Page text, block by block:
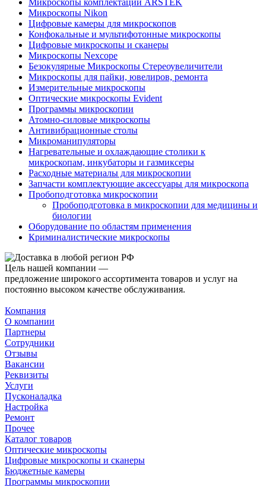
Микроскопы комплектации ARSTEK
Микроскопы Nikon
Цифровые камеры для микроскопов
Конфокальные и мультифотонные микроскопы
Цифровые микроскопы и сканеры
Микроскопы Nexcope
Безокулярные Микроскопы Стереоувеличители
Микроскопы для пайки, ювелиров, ремонта
Измерительные микроскопы
Оптические микроскопы Evident
Программы микроскопии
Атомно-силовые микроскопы
Антивибрационные столы
Микроманипуляторы
Нагревательные и охлаждающие столики к
микроскопам, инкубаторы и газмиксеры
Расходные материалы для микроскопии
Запчасти комплектующие аксессуары для микроскопа
Пробоподготовка микроскопии
Пробоподготовка в микроскопии для медицины и
биологии
Оборудование по областям применения
Криминалистические микроскопы
Цель нашей компании —
предложение широкого ассортимента товаров и услуг на
постоянно высоком качестве обслуживания.
Компания
О компании
Партнеры
Сотрудники
Отзывы
Вакансии
Реквизиты
Услуги
Пусконаладка
Настройка
Ремонт
Прочее
Каталог товаров
Оптические микроскопы
Цифровые микроскопы и сканеры
Бюджетные камеры
Программы микроскопии